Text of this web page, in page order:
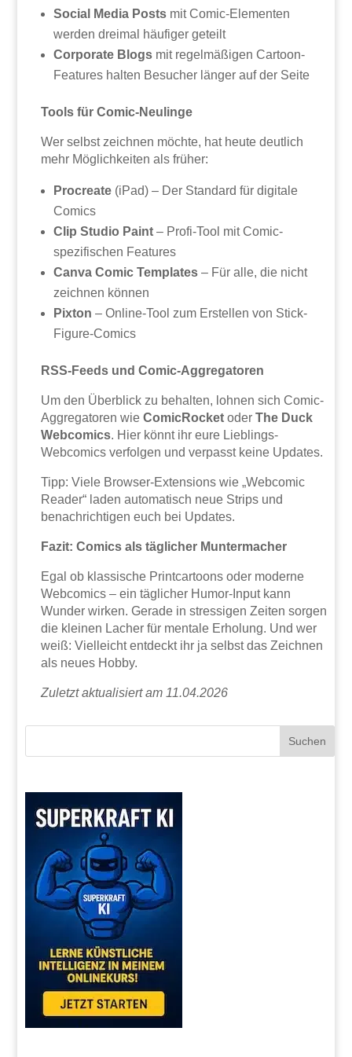
Social Media Posts mit Comic-Elementen
werden dreimal häufiger geteilt
Corporate Blogs mit regelmäßigen Cartoon-
Features halten Besucher länger auf der Seite
Tools für Comic-Neulinge
Wer selbst zeichnen möchte, hat heute deutlich
mehr Möglichkeiten als früher:
Procreate (iPad) – Der Standard für digitale
Comics
Clip Studio Paint – Profi-Tool mit Comic-
spezifischen Features
Canva Comic Templates – Für alle, die nicht
zeichnen können
Pixton – Online-Tool zum Erstellen von Stick-
Figure-Comics
RSS-Feeds und Comic-Aggregatoren
Um den Überblick zu behalten, lohnen sich Comic-
Aggregatoren wieComicRocket oderThe Duck
Webcomics. Hier könnt ihr eure Lieblings-
Webcomics verfolgen und verpasst keine Updates.
Tipp: Viele Browser-Extensions wie „Webcomic
Reader“ laden automatisch neue Strips und
benachrichtigen euch bei Updates.
Fazit: Comics als täglicher Muntermacher
Egal ob klassische Printcartoons oder moderne
Webcomics – ein täglicher Humor-Input kann
Wunder wirken. Gerade in stressigen Zeiten sorgen
die kleinen Lacher für mentale Erholung. Und wer
weiß: Vielleicht entdeckt ihr ja selbst das Zeichnen
als neues Hobby.
Zuletzt aktualisiert am 11.04.2026